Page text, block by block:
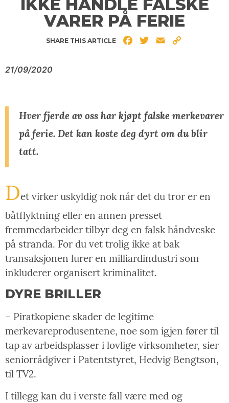
IKKE HANDLE FALSKE
VARER PÅ FERIE
SHARE THIS ARTICLE FacebookTwitterEmail
21/09/2020
Hver fjerde av oss har kjøpt falske merkevarer
på ferie. Det kan koste deg dyrt om du blir
tatt.
Det virker uskyldig nok når det du tror er en
båtflyktning eller en annen presset
fremmedarbeider tilbyr deg en falsk håndveske
på stranda. For du vet trolig ikke at bak
transaksjonen lurer en milliardindustri som
inkluderer organisert kriminalitet.
DYRE BRILLER
– Piratkopiene skader de legitime
merkevareprodusentene, noe som igjen fører til
tap av arbeidsplasser i lovlige virksomheter, sier
seniorrådgiver i Patentstyret, Hedvig Bengtson,
til TV2.
I tillegg kan du i verste fall være med og